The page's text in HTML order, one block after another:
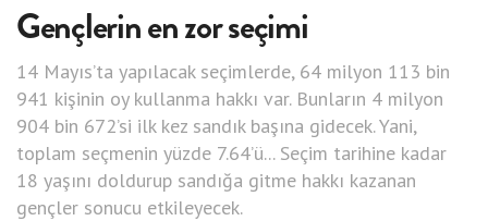
Gençlerin en zor seçimi
14 Mayıs’ta yapılacak seçimlerde, 64 milyon 113 bin
941 kişinin oy kullanma hakkı var. Bunların 4 milyon
904 bin 672’si ilk kez sandık başına gidecek. Yani,
toplam seçmenin yüzde 7.64’ü... Seçim tarihine kadar
18 yaşını doldurup sandığa gitme hakkı kazanan
gençler sonucu etkileyecek.